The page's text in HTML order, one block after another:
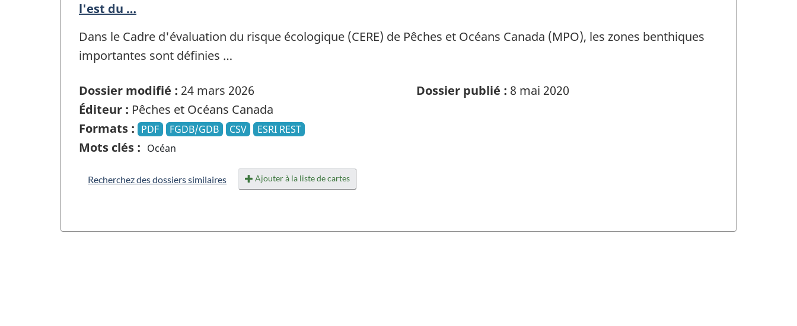
l'est du …
Dans le Cadre d'évaluation du risque écologique (CERE) de Pêches et Océans Canada (MPO), les zones benthiques
importantes sont définies …
Dossier modifié : 24 mars 2026 Dossier publié : 8 mai 2020
Éditeur : Pêches et Océans Canada
Formats : PDF FGDB/GDB CSV ESRI REST
Mots clés : Océan
Recherchez des dossiers similaires Ajouter à la liste de cartes